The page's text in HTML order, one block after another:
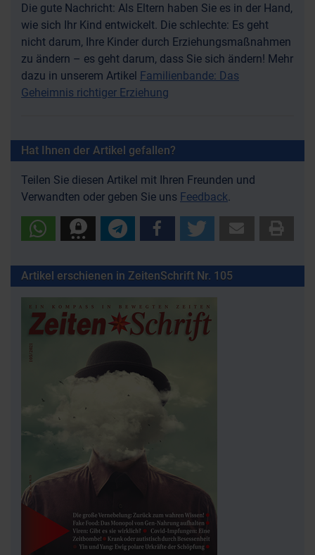
Die gute Nachricht: Als Eltern haben Sie es in der Hand,
wie sich Ihr Kind entwickelt. Die schlechte: Es geht
nicht darum, Ihre Kinder durch Erziehungsmaßnahmen
zu ändern – es geht darum, dass Sie sich ändern! Mehr
dazu in unserem Artikel Familienbande: Das
Geheimnis richtiger Erziehung
Hat Ihnen der Artikel gefallen?
Teilen Sie diesen Artikel mit Ihren Freunden und
Verwandten oder geben Sie uns Feedback.
Artikel erschienen in ZeitenSchrift Nr. 105